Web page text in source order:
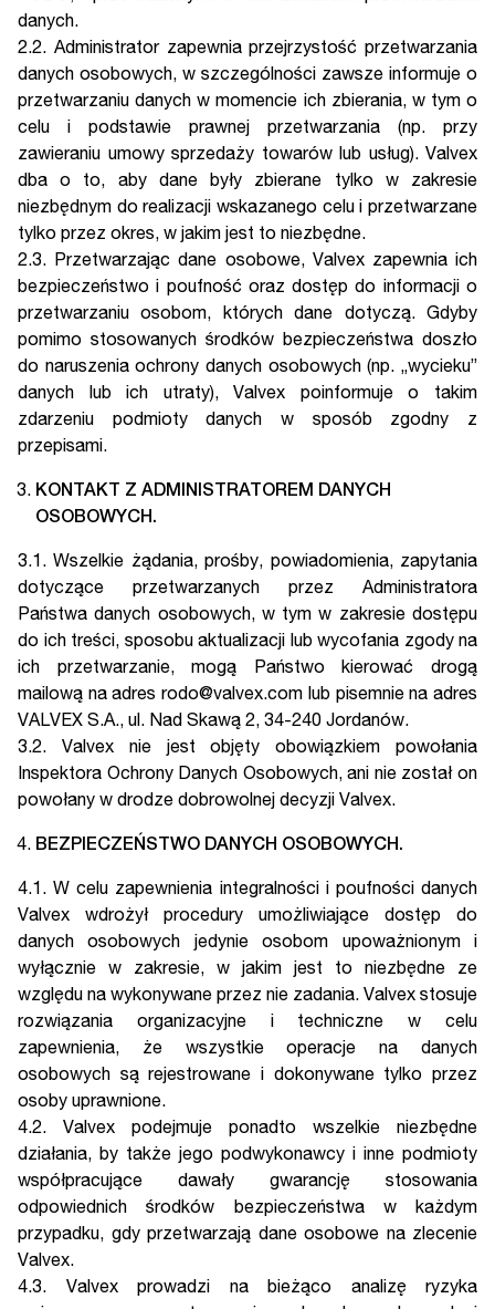
danych.
2.2. Administrator zapewnia przejrzystość przetwarzania
danych osobowych, w szczególności zawsze informuje o
przetwarzaniu danych w momencie ich zbierania, w tym o
celu i podstawie prawnej przetwarzania (np. przy
zawieraniu umowy sprzedaży towarów lub usług). Valvex
dba o to, aby dane były zbierane tylko w zakresie
niezbędnym do realizacji wskazanego celu i przetwarzane
tylko przez okres, w jakim jest to niezbędne.
2.3. Przetwarzając dane osobowe, Valvex zapewnia ich
bezpieczeństwo i poufność oraz dostęp do informacji o
przetwarzaniu osobom, których dane dotyczą. Gdyby
pomimo stosowanych środków bezpieczeństwa doszło
do naruszenia ochrony danych osobowych (np. „wycieku”
danych lub ich utraty), Valvex poinformuje o takim
zdarzeniu podmioty danych w sposób zgodny z
przepisami.
KONTAKT Z ADMINISTRATOREM DANYCH
OSOBOWYCH.
3.1. Wszelkie żądania, prośby, powiadomienia, zapytania
dotyczące przetwarzanych przez Administratora
Państwa danych osobowych, w tym w zakresie dostępu
do ich treści, sposobu aktualizacji lub wycofania zgody na
ich przetwarzanie, mogą Państwo kierować drogą
mailową na adres rodo@valvex.com lub pisemnie na adres
VALVEX S.A., ul. Nad Skawą 2, 34-240 Jordanów.
3.2. Valvex nie jest objęty obowiązkiem powołania
Inspektora Ochrony Danych Osobowych, ani nie został on
powołany w drodze dobrowolnej decyzji Valvex.
BEZPIECZEŃSTWO DANYCH OSOBOWYCH.
4.1. W celu zapewnienia integralności i poufności danych
Valvex wdrożył procedury umożliwiające dostęp do
danych osobowych jedynie osobom upoważnionym i
wyłącznie w zakresie, w jakim jest to niezbędne ze
względu na wykonywane przez nie zadania. Valvex stosuje
rozwiązania organizacyjne i techniczne w celu
zapewnienia, że wszystkie operacje na danych
osobowych są rejestrowane i dokonywane tylko przez
osoby uprawnione.
4.2. Valvex podejmuje ponadto wszelkie niezbędne
działania, by także jego podwykonawcy i inne podmioty
współpracujące dawały gwarancję stosowania
odpowiednich środków bezpieczeństwa w każdym
przypadku, gdy przetwarzają dane osobowe na zlecenie
Valvex.
4.3. Valvex prowadzi na bieżąco analizę ryzyka